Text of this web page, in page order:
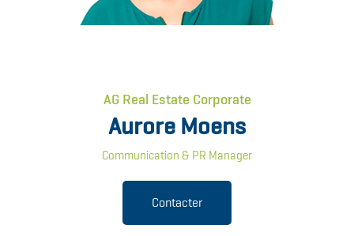
AG Real Estate Corporate
Aurore Moens
Communication & PR Manager
Contacter